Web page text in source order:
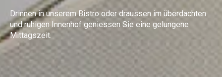
Drinnen in unserem Bistro oder draussen im überdachten
und ruhigen Innenhof geniessen Sie eine gelungene
Mittagszeit.